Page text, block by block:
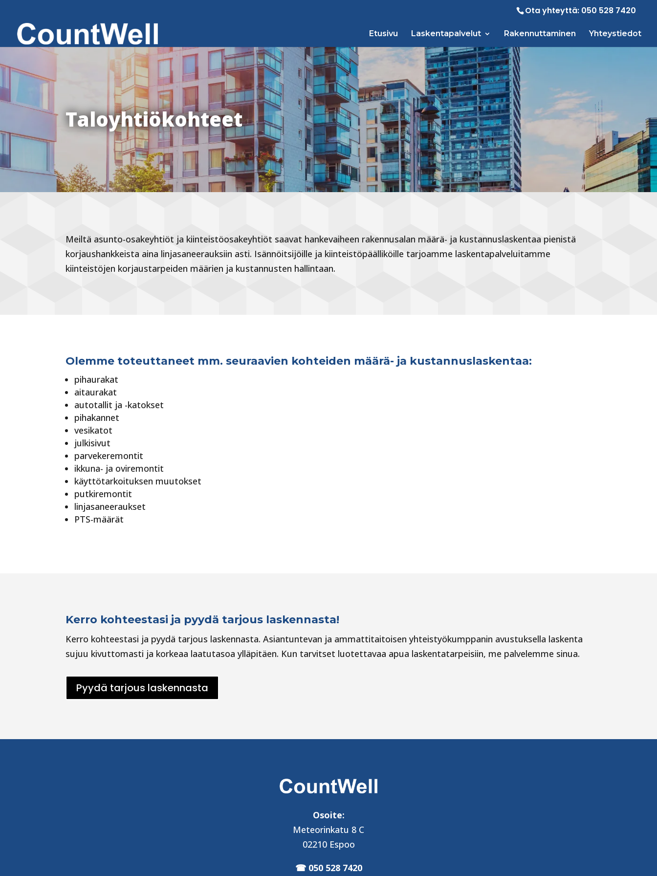
Ota yhteyttä: 050 528 7420
Etusivu Laskentapalvelut Rakennuttaminen Yhteystiedot
Taloyhtiökohteet
Meiltä asunto-osakeyhtiöt ja kiinteistöosakeyhtiöt saavat hankevaiheen rakennusalan määrä- ja kustannuslaskentaa pienistä
korjaushankkeista aina linjasaneerauksiin asti. Isännöitsijöille ja kiinteistöpäälliköille tarjoamme laskentapalveluitamme
kiinteistöjen korjaustarpeiden määrien ja kustannusten hallintaan.
Olemme toteuttaneet mm. seuraavien kohteiden määrä- ja kustannuslaskentaa:
pihaurakat
aitaurakat
autotallit ja -katokset
pihakannet
vesikatot
julkisivut
parvekeremontit
ikkuna- ja oviremontit
käyttötarkoituksen muutokset
putkiremontit
linjasaneeraukset
PTS-määrät
Kerro kohteestasi ja pyydä tarjous laskennasta!
Kerro kohteestasi ja pyydä tarjous laskennasta. Asiantuntevan ja ammattitaitoisen yhteistyökumppanin avustuksella laskenta
sujuu kivuttomasti ja korkeaa laatutasoa ylläpitäen. Kun tarvitset luotettavaa apua laskentatarpeisiin, me palvelemme sinua.
Pyydä tarjous laskennasta
Osoite:
Meteorinkatu 8 C
02210 Espoo
050 528 7420